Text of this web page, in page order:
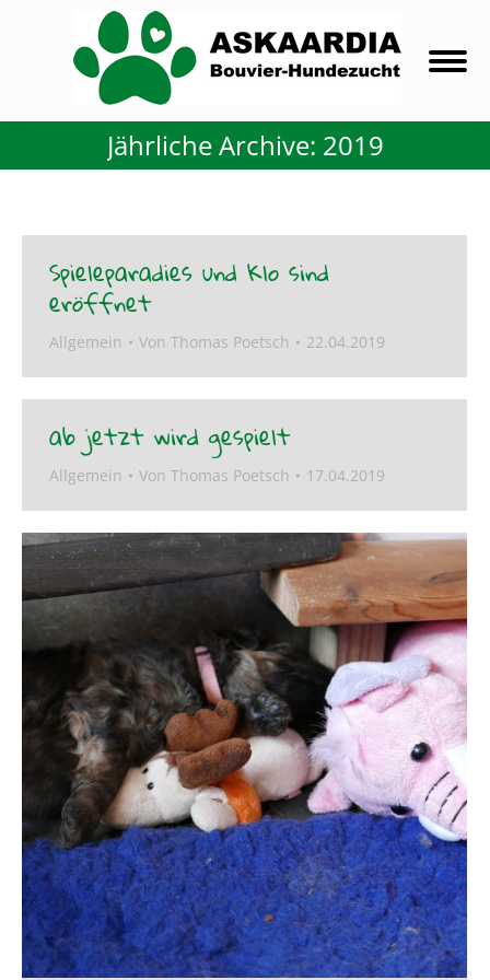
Jährliche Archive: 2019
Spieleparadies und Klo sind
eröffnet
Allgemein Von Thomas Poetsch 22.04.2019
ab jetzt wird gespielt
Allgemein Von Thomas Poetsch 17.04.2019